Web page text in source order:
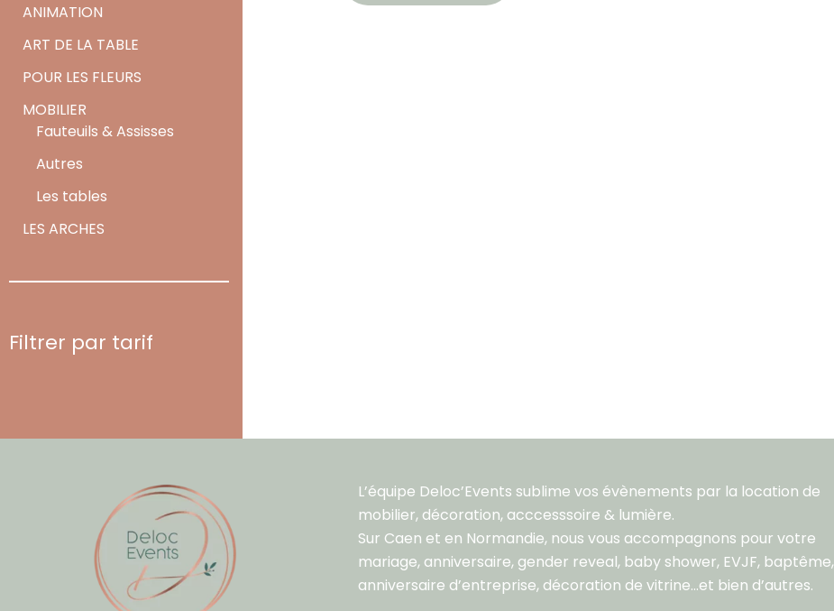
ANIMATION
ART DE LA TABLE
POUR LES FLEURS
MOBILIER
Fauteuils & Assisses
Autres
Les tables
LES ARCHES
Filtrer par tarif
L’équipe Deloc’Events sublime vos évènements par la location de
mobilier, décoration, acccesssoire & lumière.
Sur Caen et en Normandie, nous vous accompagnons pour votre
mariage, anniversaire, gender reveal, baby shower, EVJF, baptême,
anniversaire d’entreprise, décoration de vitrine…et bien d’autres.